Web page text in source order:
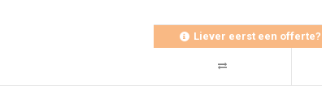
Liever eerst een offerte?